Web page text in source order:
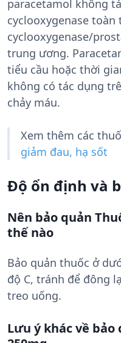
paracetamol không
cyclooxygenase
cyclooxygenase/
trung ương.
tiểu cầu hoặc thời
không có tác dụng
chảy máu.
Xem thêm các
giảm đau, hạ sốt
Độ ổn định và
Nên bảo quản
thế nào
Bảo quản thuốc ở
độ C, tránh để đông
treo uống.
Lưu ý khác về bảo